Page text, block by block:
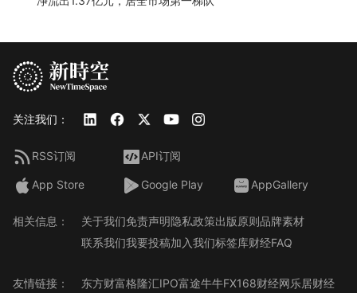
关注我们：
RSS订阅 API订阅
App Store Google Play AppGallery
相关信息： 关于我们免责声明隐私政策出版原则品牌素材
联系我们我要投稿加入我们标签库财经FAQ
友情链接： 东方财富格隆汇IPO富途牛牛FX168财经网乐居财经